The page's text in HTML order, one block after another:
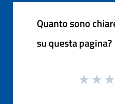
Quanto sono
su questa pagina?